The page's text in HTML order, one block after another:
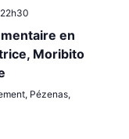
22h30
en
Moribito
Pézenas,